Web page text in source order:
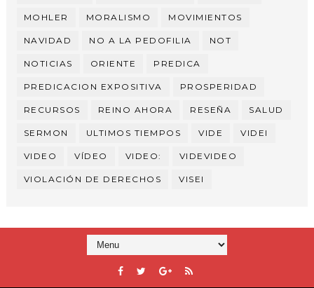
MOHLER MORALISMO MOVIMIENTOS
NAVIDAD NO A LA PEDOFILIA NOT
NOTICIAS ORIENTE PREDICA
PREDICACION EXPOSITIVA PROSPERIDAD
RECURSOS REINO AHORA RESEÑA SALUD
SERMON ULTIMOS TIEMPOS VIDE VIDEI
VIDEO VÍDEO VIDEO: VIDEVIDEO
VIOLACIÓN DE DERECHOS VISEI